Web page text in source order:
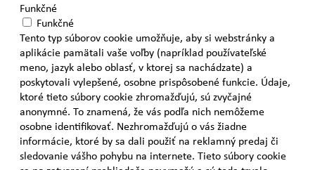
Funkčné
Funkčné
Tento typ súborov cookie umožňuje, aby si webstránky a
aplikácie pamätali vaše voľby (napríklad používateľské
meno, jazyk alebo oblasť, v ktorej sa nachádzate) a
poskytovali vylepšené, osobne prispôsobené funkcie. Údaje,
ktoré tieto súbory cookie zhromažďujú, sú zvyčajné
anonymné. To znamená, že vás podľa nich nemôžeme
osobne identifikovať. Nezhromažďujú o vás žiadne
informácie, ktoré by sa dali použiť na reklamný predaj či
sledovanie vášho pohybu na internete. Tieto súbory cookie